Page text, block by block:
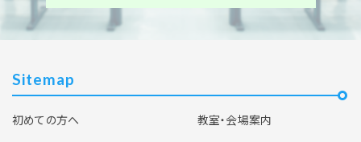
Sitemap
初めての方へ
教室・会場案内